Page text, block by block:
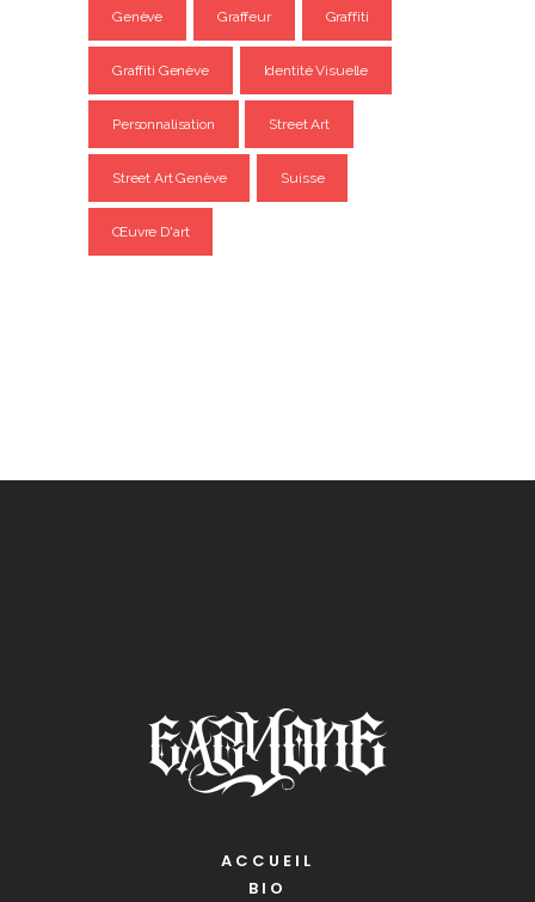
Genève Graffeur Graffiti
Graffiti Genève Identité Visuelle
Personnalisation Street Art
Street Art Genève Suisse
Œuvre D'art
ACCUEIL
BIO